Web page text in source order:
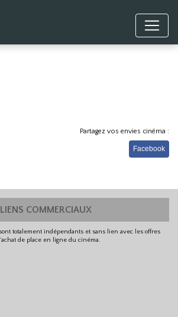
Partagez vos envies cinéma :
Facebook
LIENS COMMERCIAUX
totalement indépendants et sans lien avec les offres
de place en ligne du cinéma.